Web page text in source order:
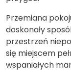
Przemiana
doskonały
przestrzeń
się miejscem
wspaniałych